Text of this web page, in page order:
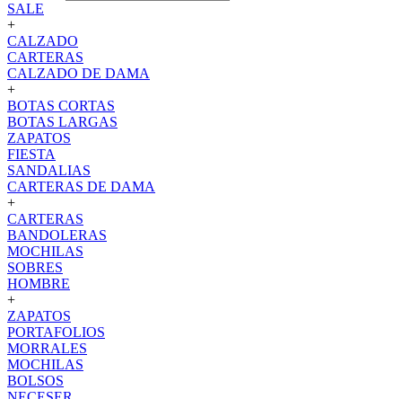
SALE
+
CALZADO
CARTERAS
CALZADO DE DAMA
+
BOTAS CORTAS
BOTAS LARGAS
ZAPATOS
FIESTA
SANDALIAS
CARTERAS DE DAMA
+
CARTERAS
BANDOLERAS
MOCHILAS
SOBRES
HOMBRE
+
ZAPATOS
PORTAFOLIOS
MORRALES
MOCHILAS
BOLSOS